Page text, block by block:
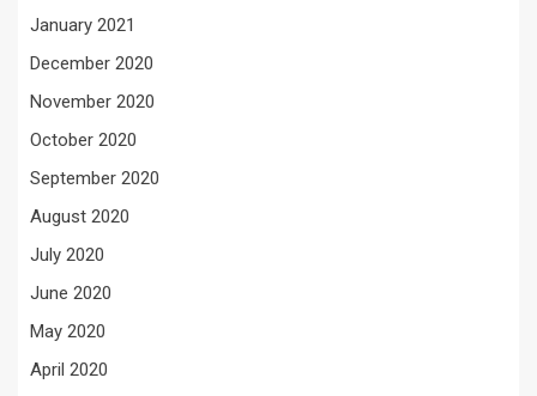
January 2021
December 2020
November 2020
October 2020
September 2020
August 2020
July 2020
June 2020
May 2020
April 2020